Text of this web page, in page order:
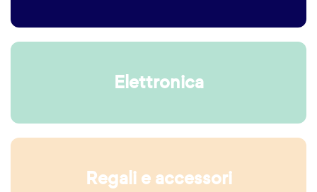
Elettronica
Regali e accessori